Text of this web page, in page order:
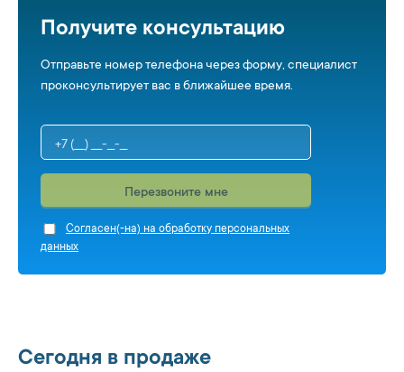
Получите консультацию
Отправьте номер телефона через форму, специалист
проконсультирует вас в ближайшее время.
Перезвоните мне
Cогласен(-на) на обработку персональных
данных
Сегодня в продаже